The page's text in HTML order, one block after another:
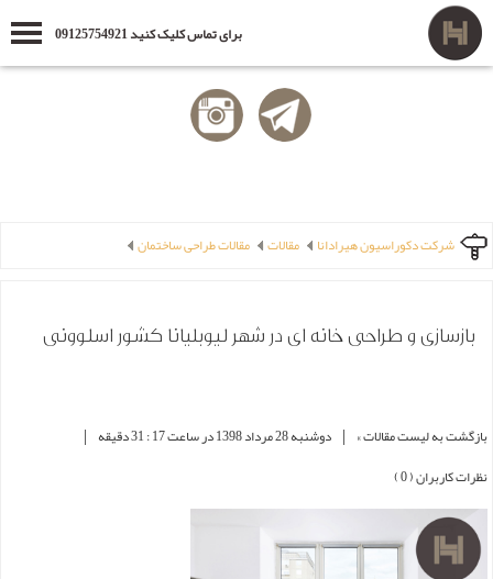
برای تماس کلیک کنید 09125754921
شرکت دکوراسیون هیرادانا مقالات مقالات طراحی ساختمان
بازسازی و طراحی خانه ای در شهر لیوبلیانا کشور اسلوونی
بازگشت به لیست مقالات » | دوشنبه 28 مرداد 1398 در ساعت 17 : 31 دقیقه |
نظرات کاربران ( 0 )